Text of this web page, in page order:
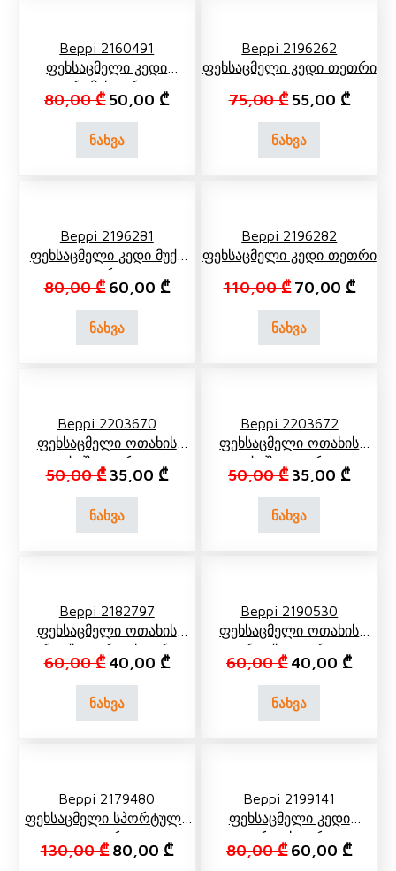
Beppi 2160491
Ფეხსაცმელი Კედი
Კრემისფერი
80,00₾ Original price was: 80,00 ₾.
50,00 ₾Current price is: 50,00 ₾.
ნახვა
Beppi 2196262
Ფეხსაცმელი Კედი Თეთრი
75,00₾ Original price
55,00 ₾
ნახვა
Beppi 2196281
Ფეხსაცმელი Კედი Მუქი
Ლურჯი
80,00₾ Original price was: 80,00 ₾.
60,00 ₾Current price is: 60,00 ₾.
ნახვა
Beppi 2196282
Ფეხსაცმელი Კედი Თეთრი
110,00₾ Original price
70,00 ₾
ნახვა
Beppi 2203670
Ფეხსაცმელი Ოთახის
Ქოში Ლურჯი
50,00₾ Original price was: 50,00 ₾.
35,00 ₾Current price is: 35,00 ₾.
ნახვა
Beppi 2203672
Ფეხსაცმელი Ოთახის
Ქოში Თეთრი
50,00₾ Original price
35,00 ₾
ნახვა
Beppi 2182797
Ფეხსაცმელი Ოთახის
Კროქსი Ვარდისფერი
60,00₾ Original price was: 60,00 ₾.
40,00 ₾Current price is: 40,00 ₾.
ნახვა
Beppi 2190530
Ფეხსაცმელი Ოთახის
Კროქსი Ლურჯი
60,00₾ Original price
40,00 ₾
ნახვა
Beppi 2179480
Ფეხსაცმელი Სპორტული
Თეთრი
130,00₾ Original price was: 130,00 ₾.
80,00 ₾Current price is: 80,00 ₾.
Beppi 2199141
Ფეხსაცმელი Კედი
Ვარდისფერი
80,00₾ Original price
60,00 ₾